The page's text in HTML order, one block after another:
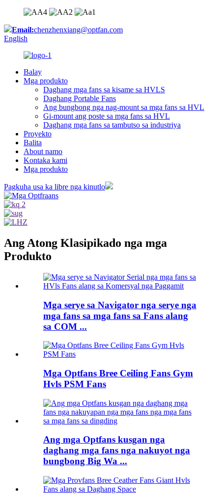
Email:chenzhenxiang@optfan.com
English
Balay
Mga produkto
Daghang mga fans sa kisame sa HVLS
Daghang Portable Fans
Ang bungbong nga nag-mount sa mga fans sa HVL
Gi-mount ang poste sa mga fans sa HVL
Daghang mga fans sa tambutso sa industriya
Proyekto
Balita
About namo
Kontaka kami
Mga produkto
Pagkuha usa ka libre nga kinutlo
Ang Atong Klasipikado nga mga
Produkto
Mga serye sa Navigator nga serye nga
mga fans sa mga fans sa Fans alang
sa COM ...
Mga Optfans Bree Ceiling Fans Gym
Hvls PSM Fans
Ang mga Optfans kusgan nga
daghang mga fans nga nakuyot nga
bungbong Big Wa ...